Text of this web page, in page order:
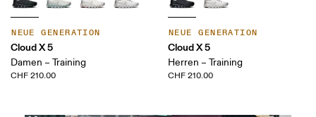
NEUE GENERATION
Cloud X 5
Damen – Training
CHF 210.00
NEUE GENERATION
Cloud X 5
Herren – Training
CHF 210.00